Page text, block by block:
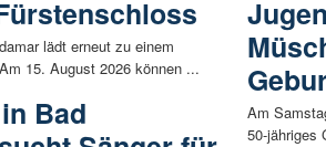
lädt erneut zu einem
15. August 2026 können ...
Bad
Am
50-jähriges